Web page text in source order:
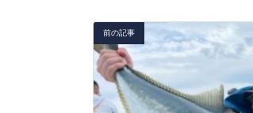
前の記事